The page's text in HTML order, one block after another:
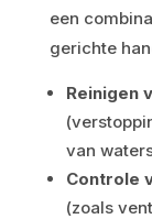
een
gerichte
Reinigen
van
Controle
(zoals